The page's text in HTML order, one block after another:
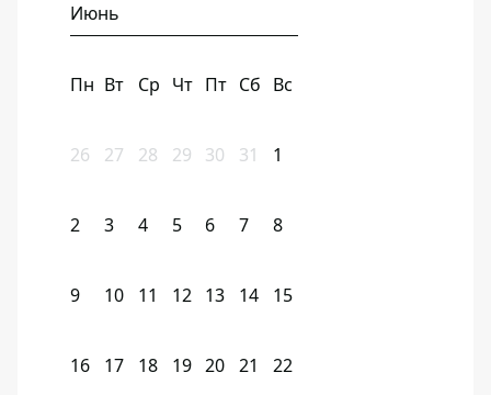
Июнь
Пн Вт Ср Чт Пт Сб Вс
26 27 28 29 30 31 1
2 3 4 5 6 7 8
9 10 11 12 13 14 15
16 17 18 19 20 21 22